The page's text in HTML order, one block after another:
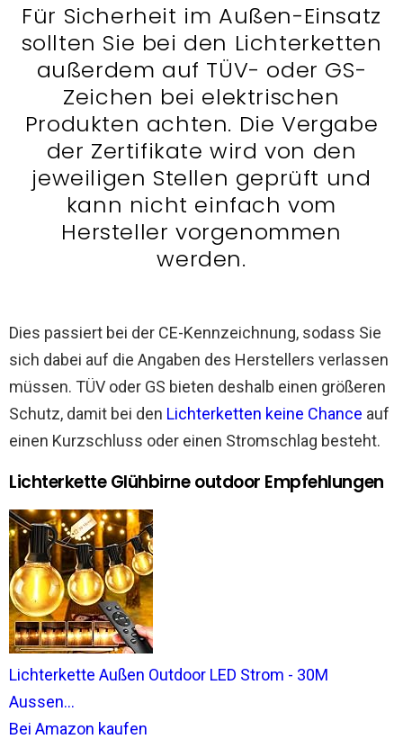
Für Sicherheit im Außen-Einsatz
sollten Sie bei den Lichterketten
außerdem auf TÜV- oder GS-
Zeichen bei elektrischen
Produkten achten. Die Vergabe
der Zertifikate wird von den
jeweiligen Stellen geprüft und
kann nicht einfach vom
Hersteller vorgenommen
werden.
Dies passiert bei der CE-Kennzeichnung, sodass Sie
sich dabei auf die Angaben des Herstellers verlassen
müssen. TÜV oder GS bieten deshalb einen größeren
Schutz, damit bei den Lichterketten keine Chance auf
einen Kurzschluss oder einen Stromschlag besteht.
Lichterkette Glühbirne outdoor Empfehlungen
Lichterkette Außen Outdoor LED Strom - 30M
Aussen...
Bei Amazon kaufen